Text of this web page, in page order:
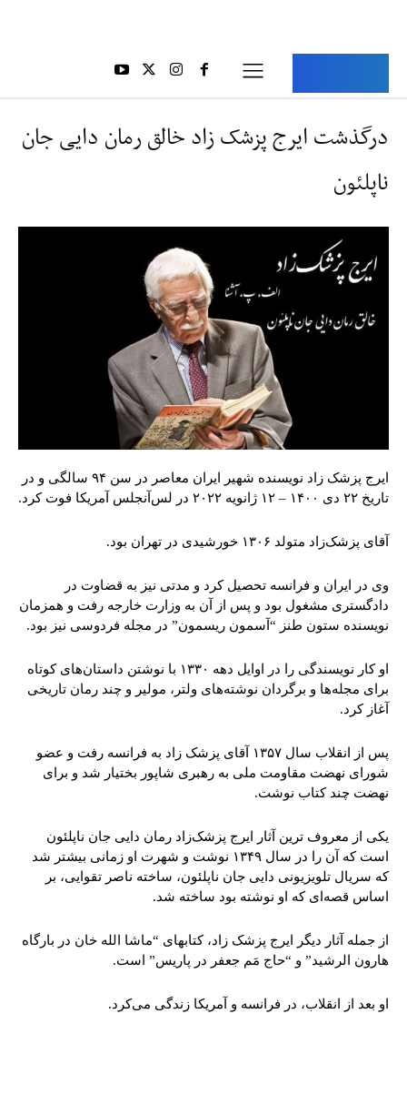
درگذشت ایرج پزشک‌ زاد خالق رمان دایی جان
ناپلئون
ایرج پزشک‌ زاد نویسنده شهیر ایران معاصر در سن ۹۴ سالگی و در
تاریخ ۲۲ دی ۱۴۰۰ – ۱۲ ژانویه ۲۰۲۲ در لس‌آنجلس آمریکا فوت کرد.
آقای پزشک‌زاد متولد ۱۳۰۶ خورشیدی در تهران بود.
وی در ایران و فرانسه تحصیل کرد و مدتی نیز به قضاوت در
دادگستری مشغول بود و پس از آن به وزارت خارجه رفت و همزمان
نویسنده ستون طنز “آسمون ریسمون” در مجله فردوسی نیز بود.
او کار نویسندگی را در اوایل دهه ۱۳۳۰ با نوشتن داستان‌های کوتاه
برای مجله‌ها و برگردان نوشته‌های ولتر، مولیر و چند رمان تاریخی
آغاز کرد.
پس از انقلاب سال ۱۳۵۷ آقای پزشک‌ زاد به فرانسه رفت و عضو
شورای نهضت مقاومت ملی به رهبری شاپور بختیار شد و برای
نهضت چند کتاب نوشت.
یکی از معروف‌ ترین آثار ایرج پزشک‌زاد رمان دایی جان‌ ناپلئون
است که آن را در سال ۱۳۴۹ نوشت و شهرت او زمانی بیشتر شد
که سریال تلویزیونی دایی جان ناپلئون، ساخته ناصر تقوایی، بر
اساس قصه‌ای که او نوشته بود ساخته شد.
از جمله آثار دیگر ایرج پزشک‌ زاد، کتابهای “ماشا الله خان در بارگاه
هارون الرشید” و “حاج مَم جعفر در پاریس” است.
او بعد از انقلاب، در فرانسه و آمریکا زندگی می‌کرد.